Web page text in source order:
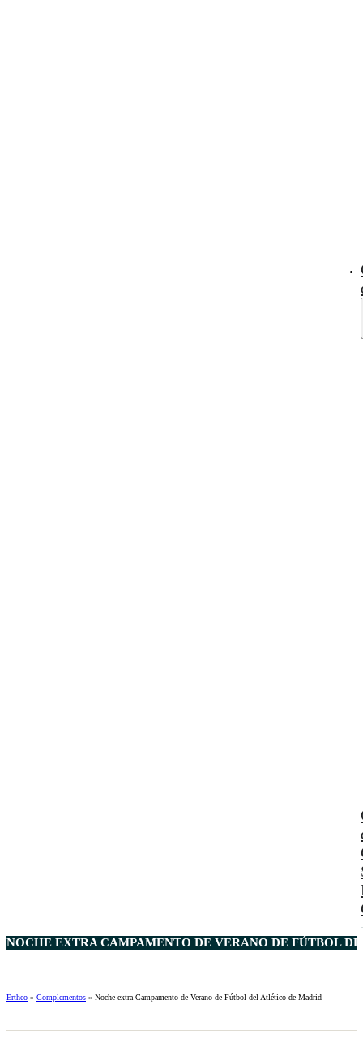
NOCHE EXTRA CAMPAMENTO DE VERANO DE FÚTBOL
Ertheo » Complementos » Noche extra Campamento de Verano de Fútbol del Atlético de Madrid